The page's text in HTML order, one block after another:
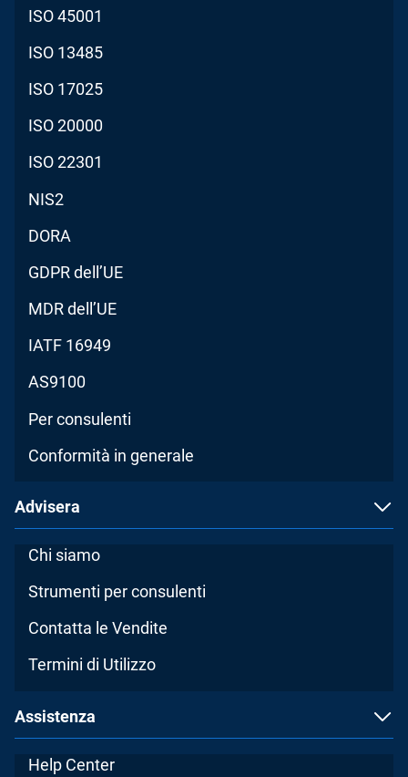
ISO 45001
ISO 13485
ISO 17025
ISO 20000
ISO 22301
NIS2
DORA
GDPR dell’UE
MDR dell’UE
IATF 16949
AS9100
Per consulenti
Conformità in generale
Advisera
Chi siamo
Strumenti per consulenti
Contatta le Vendite
Termini di Utilizzo
Assistenza
Help Center